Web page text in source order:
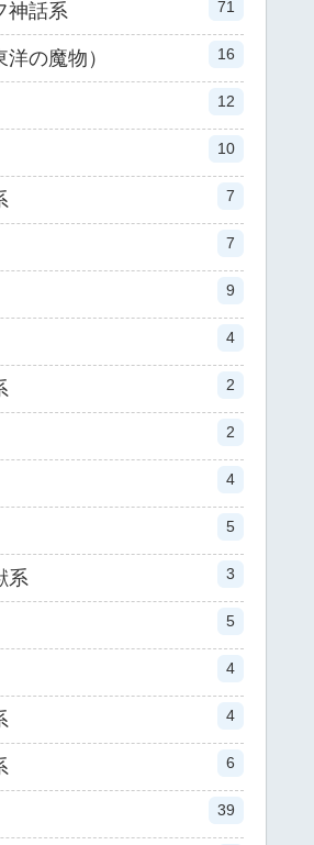
神話系 71
の魔物） 16
12
10
7
7
9
4
2
2
4
5
系 3
5
4
4
6
39